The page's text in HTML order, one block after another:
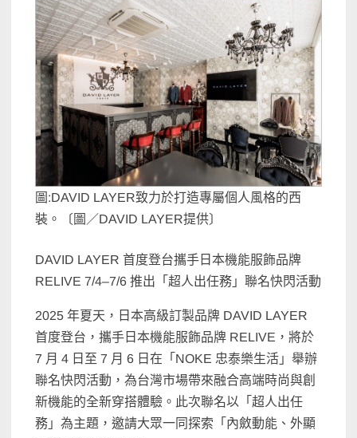
圖:DAVID LAYER致力於打造專屬個人風格的西
裝。〔圖／DAVID LAYER提供〕
DAVID LAYER 首度登台攜手日本機能服飾品牌
RELIVE 7/4–7/6 推出「超人出任務」聯名快閃活動
2025 年夏天，日本高級訂製品牌 DAVID LAYER
首度登台，攜手日本機能服飾品牌 RELIVE，將於
7 月 4 日至 7 月 6 日在「NOKE 忠泰樂生活」舉辦
聯名快閃活動，為台灣市場帶來融合高端時尚與創
新機能的全新穿搭體驗。此次聯名以「超人出任
務」為主題，邀請大眾一同探索「內斂動能、外顯